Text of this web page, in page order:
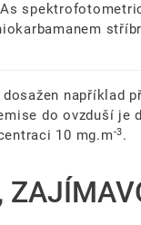
například
do ovzduší je
10 mg.m-3.